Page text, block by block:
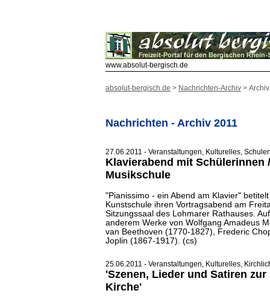
www.absolut-bergisch.de
absolut-bergisch.de > Nachrichten-Archiv >
Nachrichten - Archiv 2011
27.06.2011 - Veranstaltungen, Kulturelles,
Klavierabend mit Schülerinnen
Musikschule
"Pianissimo - ein Abend am Klavier"
Kunstschule ihren Vortragsabend am
Sitzungssaal des Lohmarer Rathauses.
anderem Werke von Wolfgang Amadeus
van Beethoven (1770-1827), Frederic
Joplin (1867-1917). (cs)
25.06.2011 - Veranstaltungen, Kulturelles,
'Szenen, Lieder und Satiren
Kirche'